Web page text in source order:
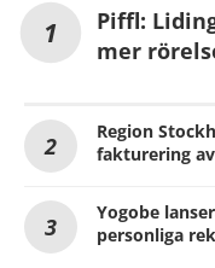
Piffl:
mer
Region
fakturering
Yogobe
personliga